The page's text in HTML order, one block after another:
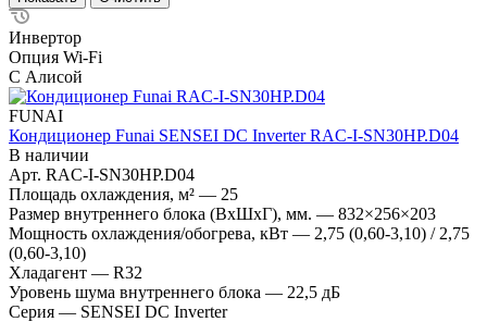
Инвертор
Опция Wi-Fi
С Алисой
FUNAI
Кондиционер Funai SENSEI DC Inverter RAC-I-SN30HP.D04
В наличии
Арт. RAC-I-SN30HP.D04
Площадь охлаждения, м² — 25
Размер внутреннего блока (ВхШхГ), мм. — 832×256×203
Мощность охлаждения/обогрева, кВт — 2,75 (0,60-3,10) / 2,75
(0,60-3,10)
Хладагент — R32
Уровень шума внутреннего блока — 22,5 дБ
Серия — SENSEI DC Inverter